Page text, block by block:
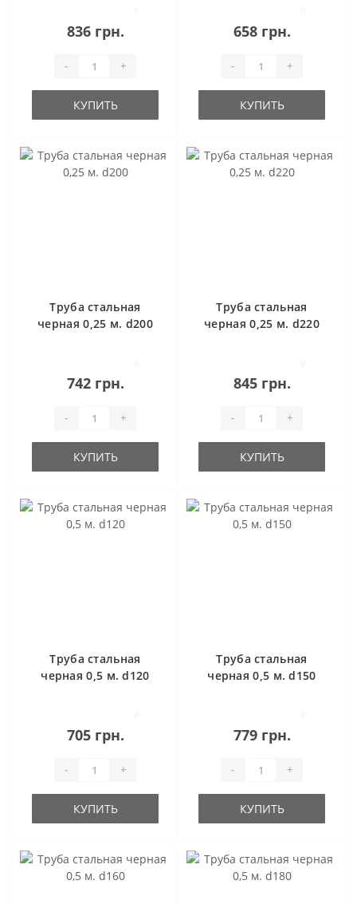
836 грн.
- +
КУПИТЬ
658 грн.
- +
КУПИТЬ
Труба стальная
черная 0,25 м. d200
742 грн.
- +
КУПИТЬ
Труба стальная
черная 0,25 м. d220
845 грн.
- +
КУПИТЬ
Труба стальная
черная 0,5 м. d120
705 грн.
- +
КУПИТЬ
Труба стальная
черная 0,5 м. d150
779 грн.
- +
КУПИТЬ